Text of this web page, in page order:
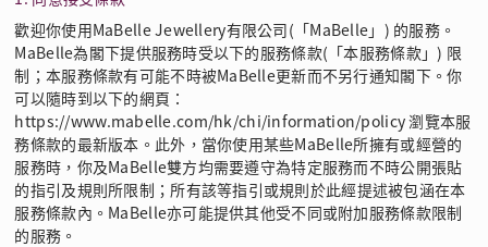
歡迎你使用MaBelle Jewellery有限公司(「MaBelle」) 的服務。
MaBelle為閣下提供服務時受以下的服務條款(「本服務條款」) 限
制；本服務條款有可能不時被MaBelle更新而不另行通知閣下。你
可以隨時到以下的網頁：
https://www.mabelle.com/hk/chi/information/policy 瀏覽本服
務條款的最新版本。此外，當你使用某些MaBelle所擁有或經營的
服務時，你及MaBelle雙方均需要遵守為特定服務而不時公開張貼
的指引及規則所限制；所有該等指引或規則於此經提述被包涵在本
服務條款內。MaBelle亦可能提供其他受不同或附加服務條款限制
的服務。